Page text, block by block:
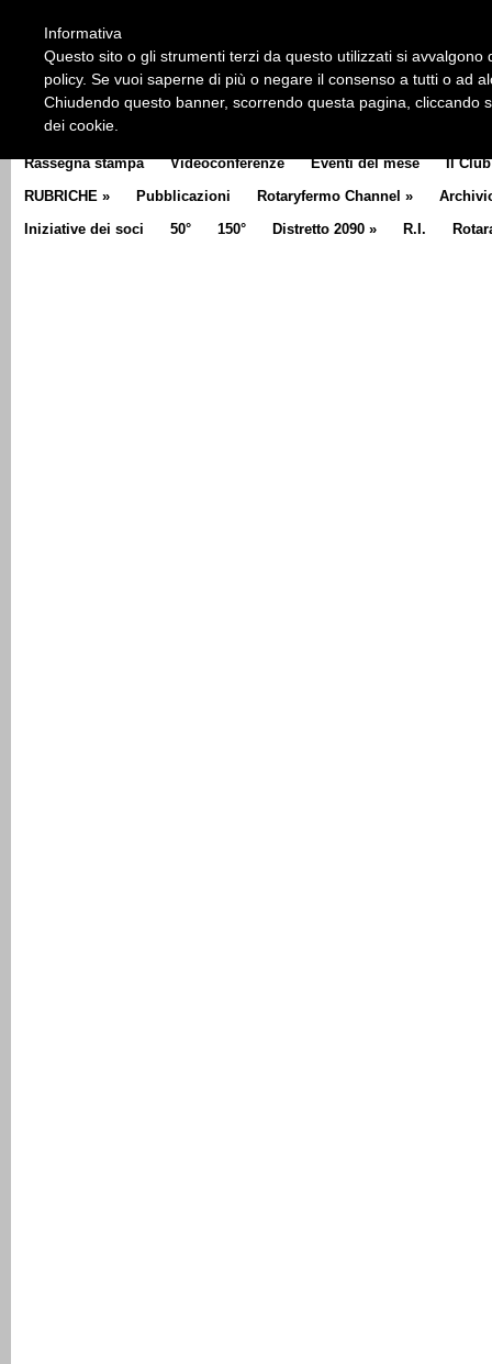
CLUB COMMUNICATOR
Rassegna stampa Videoconferenze Eventi del mese Il Club
RUBRICHE » Pubblicazioni Rotaryfermo Channel »
Iniziative dei soci
50° 150° Distretto 2090 » R.I.
Informativa
Questo sito o gli strumenti terzi da questo utilizzati si
policy. Se vuoi saperne di più o negare il consenso a tutti o ad
Chiudendo questo banner, scorrendo questa pagina, cliccando
dei cookie.